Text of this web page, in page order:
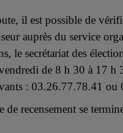
il est possible de
auprès du service
le secrétariat des
de 8 h 30 à 17 h
: 03.26.77.78.41 ou
de recensement se